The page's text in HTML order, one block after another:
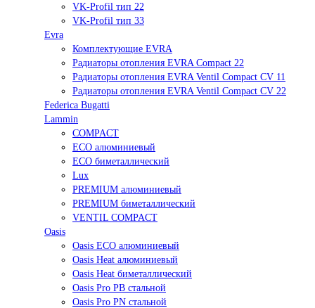
VK-Profil тип 22
VK-Profil тип 33
Evra
Комплектующие EVRA
Радиаторы отопления EVRA Compact 22
Радиаторы отопления EVRA Ventil Compact CV 11
Радиаторы отопления EVRA Ventil Compact CV 22
Federica Bugatti
Lammin
COMPACT
ECO алюминиевый
ECO биметаллический
Lux
PREMIUM алюминиевый
PREMIUM биметаллический
VENTIL COMPACT
Oasis
Oasis ECO алюминиевый
Oasis Heat алюминиевый
Oasis Heat биметаллический
Oasis Pro PB стальной
Oasis Pro PN стальной